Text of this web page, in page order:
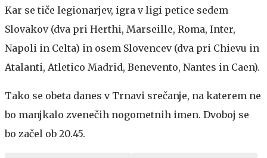
Kar se tiče legionarjev, igra v ligi petice sedem
Slovakov (dva pri Herthi, Marseille, Roma, Inter,
Napoli in Celta) in osem Slovencev (dva pri Chievu in
Atalanti, Atletico Madrid, Benevento, Nantes in Caen).
Tako se obeta danes v Trnavi srečanje, na katerem ne
bo manjkalo zvenečih nogometnih imen. Dvoboj se
bo začel ob 20.45.